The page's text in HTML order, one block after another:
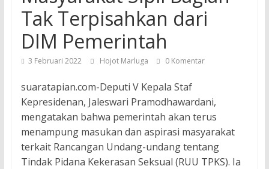
Tak Terpisahkan dari
DIM Pemerintah
3 Februari 2022 Hojot Marluga 0 Komentar
suaratapian.com-Deputi V Kepala Staf
Kepresidenan, Jaleswari Pramodhawardani,
mengatakan bahwa pemerintah akan terus
menampung masukan dan aspirasi masyarakat
terkait Rancangan Undang-undang tentang
Tindak Pidana Kekerasan Seksual (RUU TPKS). Ia